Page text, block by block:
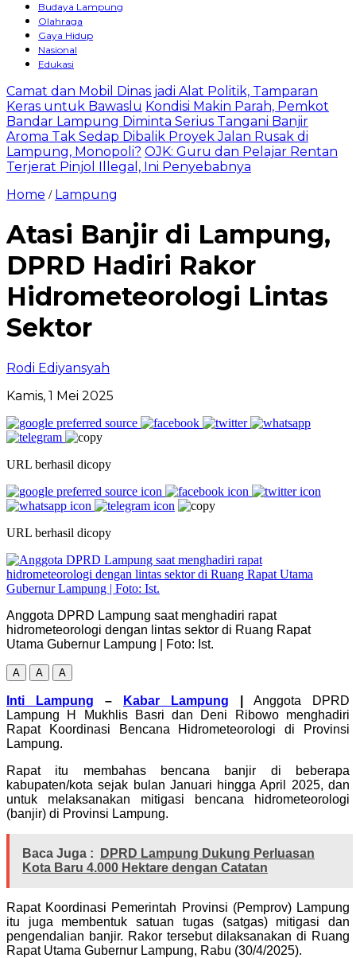
Budaya Lampung
Olahraga
Gaya Hidup
Nasional
Edukasi
Camat dan Mobil Dinas jadi Alat Politik, Tamparan
Keras untuk Bawaslu Kondisi Makin Parah, Pemkot
Bandar Lampung Diminta Serius Tangani Banjir
Aroma Tak Sedap Dibalik Proyek Jalan Rusak di
Lampung, Monopoli? OJK: Guru dan Pelajar Rentan
Terjerat Pinjol Illegal, Ini Penyebabnya
Home / Lampung
Atasi Banjir di Lampung,
DPRD Hadiri Rakor
Hidrometeorologi Lintas
Sektor
Rodi Ediyansyah
Kamis, 1 Mei 2025
URL berhasil dicopy
URL berhasil dicopy
Anggota DPRD Lampung saat menghadiri rapat
hidrometeorologi dengan lintas sektor di Ruang Rapat
Utama Gubernur Lampung | Foto: Ist.
A A A
Inti Lampung – Kabar Lampung
Anggota DPRD
Lampung H Mukhlis Basri dan Deni Ribowo menghadiri
Rapat Koordinasi Bencana Hidrometeorologi di Provinsi
Lampung.
Rapat itu membahas bencana banjir di beberapa
kabupaten/kota sejak bulan Januari hingga April 2025, dan
untuk melaksanakan mitigasi bencana hidrometeorologi
(banjir) di Provinsi Lampung.
Baca Juga :
DPRD Lampung Dukung Perluasan
Kota Baru 4.000 Hektare dengan Catatan
Rapat Koordinasi Pemerintah Provinsi (Pemprov) Lampung
itu juga membentuk satuan tugas (satgas) mitigasi dan
pengendalian banjir. Rakor tersebut dilaksanakan di Ruang
Rapat Utama Gubernur Lampung, Rabu (30/4/2025).